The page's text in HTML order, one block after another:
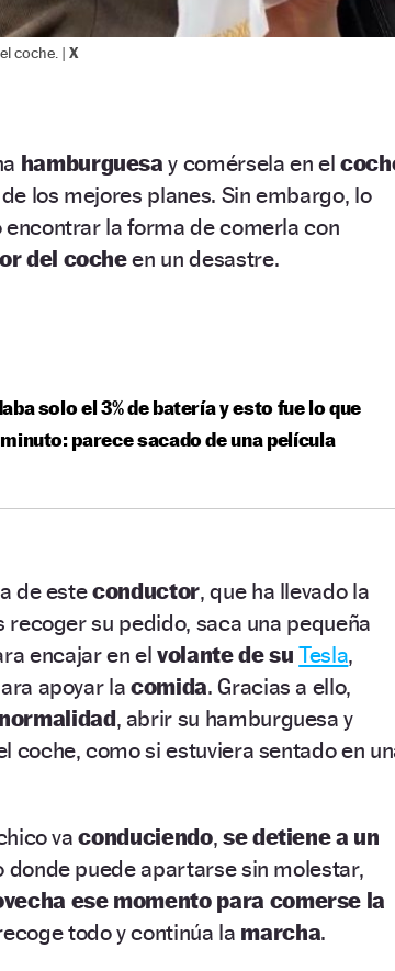
coche. | X
hamburguesa y comérsela en el
los mejores planes. Sin embargo, lo
la forma de comerla con
del cocheen un desastre.
solo el 3% de batería y esto fue lo que
parece sacado de una película
de esteconductor, que ha llevado la
recoger su pedido, saca una pequeña
encajar en elvolante de suTesla,
apoyar lacomida. Gracias a ello,
, abrir su hamburguesa y
como si estuviera sentado en
vaconduciendo, se detiene a un
donde puede apartarse sin molestar,
ese momento para comerse la
todo y continúa la marcha.